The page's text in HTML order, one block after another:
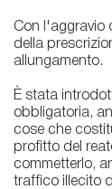
Con l'aggravio
della
allungamento.
È stata
obbligatoria,
cose che
profitto del
commetterlo,
traffico illecito